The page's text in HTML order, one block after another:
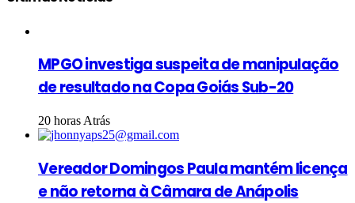
MPGO investiga suspeita de manipulação
de resultado na Copa Goiás Sub-20
20 horas Atrás
Vereador Domingos Paula mantém licença
e não retorna à Câmara de Anápolis